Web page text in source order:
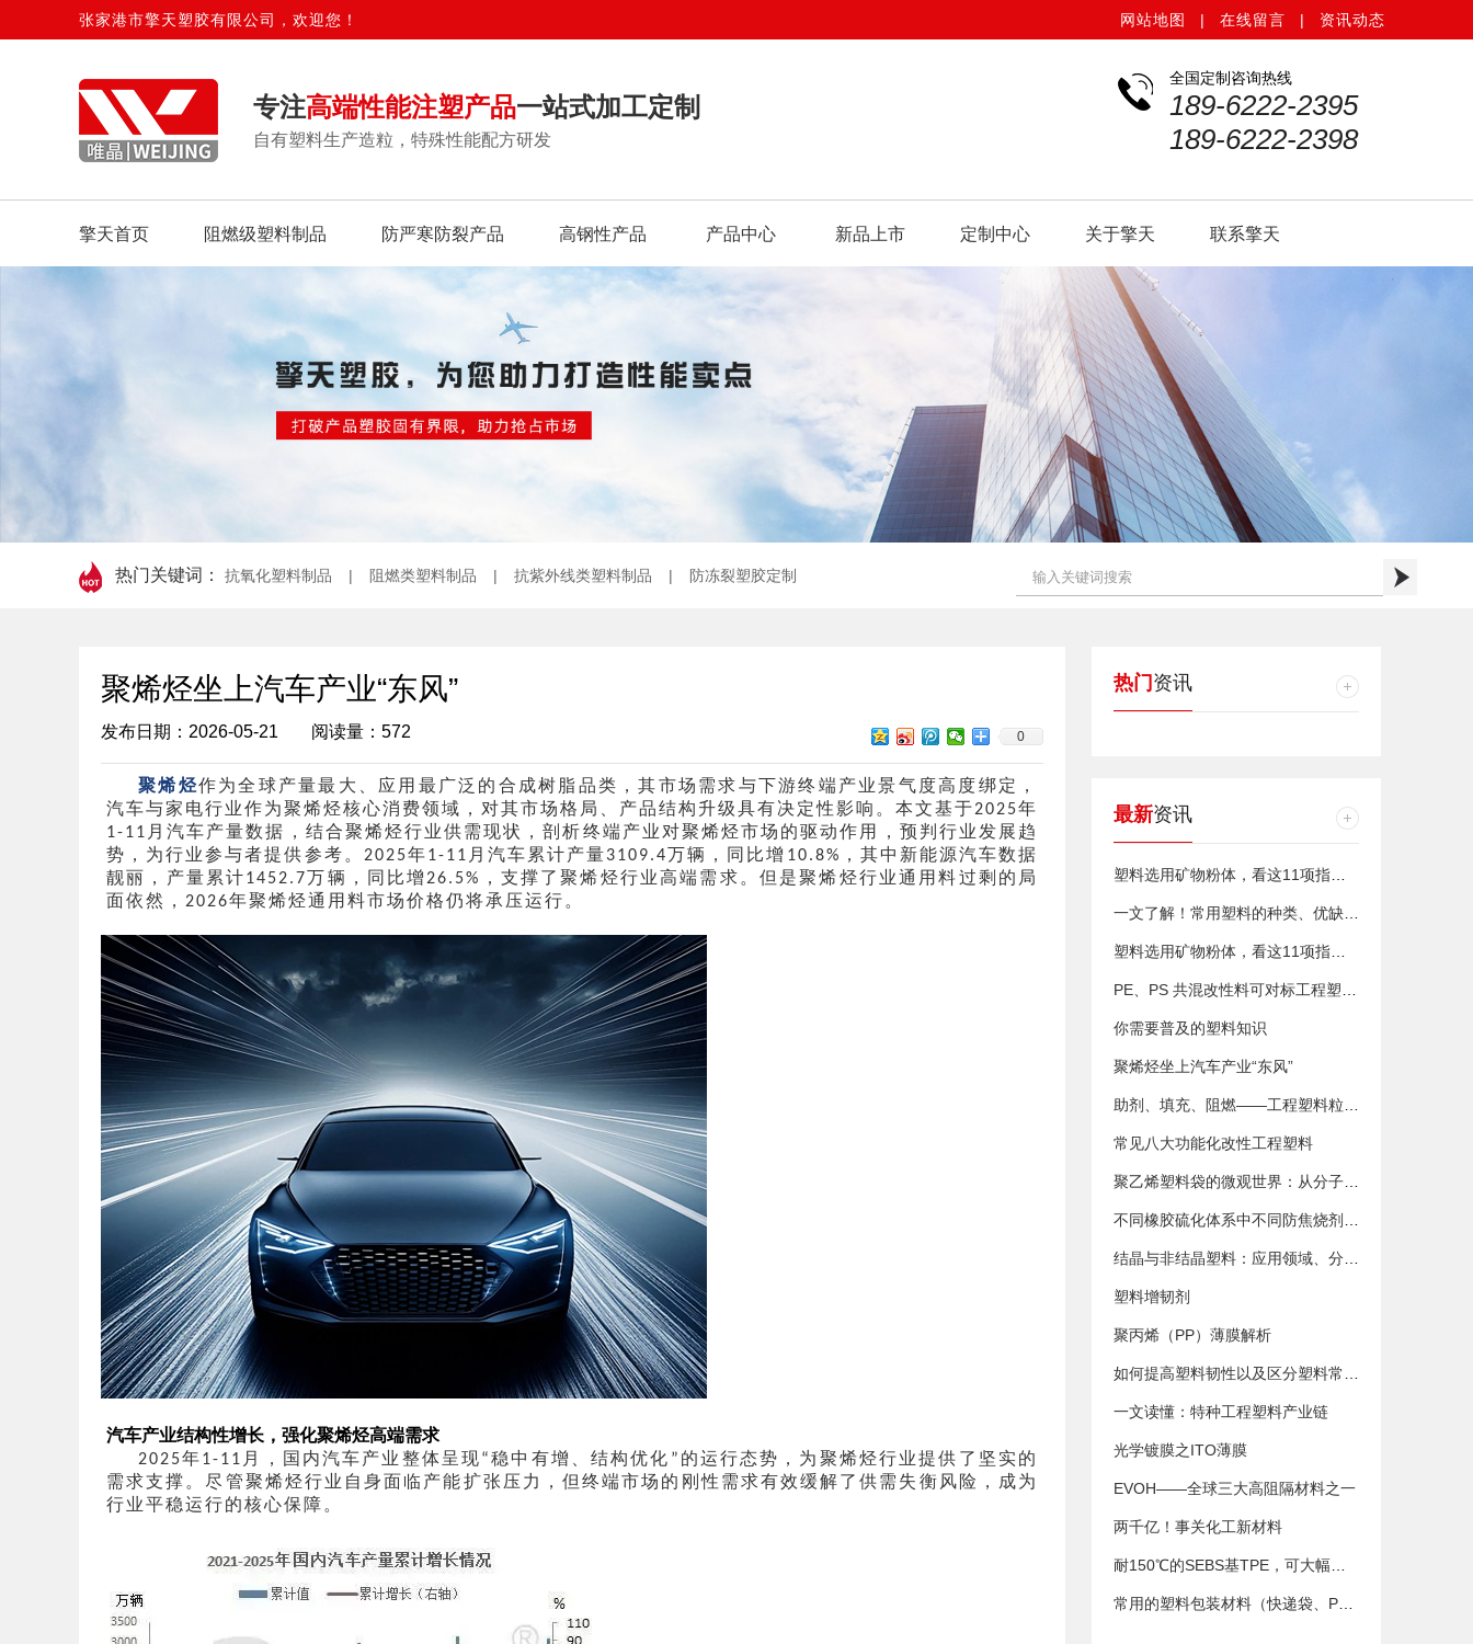
张家港市擎天塑胶有限公司，欢迎您！ 网站地图 | 在线留言 | 资讯动态
专注高端性能注塑产品一站式加工定制
自有塑料生产造粒，特殊性能配方研发
全国定制咨询热线
189-6222-2395
189-6222-2398
擎天首页 阻燃级塑料制品 防严寒防裂产品 高钢性产品 产品中心 新品上市 定制中心 关于擎天 联系擎天
热门关键词： 抗氧化塑料制品 | 阻燃类塑料制品 | 抗紫外线类塑料制品 | 防冻裂塑胶定制
聚烯烃坐上汽车产业“东风”
发布日期：2026-05-21 阅读量：572 0
聚烯烃作为全球产量最大、应用最广泛的合成树脂品类，其市场需求与下游终端产业景气度高度绑定，
汽车与家电行业作为聚烯烃核心消费领域，对其市场格局、产品结构升级具有决定性影响。本文基于2025年
1-11 月汽车产量数据，结合聚烯烃行业供需现状，剖析终端产业对聚烯烃市场的驱动作用，预判行业发展趋
势，为行业参与者提供参考。 2025年1-11 月汽车累计产量3109.4万辆，同比增 10.8% ，其中新能源汽车数据
靓丽，产量累计1452.7万辆，同比增 26.5%
，支撑了聚烯烃行业高端需求。但是聚烯烃行业通用料过剩的局
面依然， 2026年聚烯烃通用料市场价格仍将承压运行。
汽车产业结构性增长，强化聚烯烃高端需求
2025年1-11 月，国内汽车产业整体呈现“稳中有增、结构优化 ” 的运行态势，为聚烯烃行业提供了坚实的
需求支撑。尽管聚烯烃行业自身面临产能扩张压力，但终端市场的刚性需求有效缓解了供需失衡风险，成为
行业平稳运行的核心保障。
热门 资讯
最新资讯
你需要普及的塑料知识
聚烯烃坐上汽车产业“东风”
常见八大功能化改性工程塑料
塑料增韧剂
聚丙烯（PP）薄膜解析
一文读懂：特种工程塑料产业链
光学镀膜之ITO薄膜
EVOH——全球三大高阻隔材料之一
两千亿！事关化工新材料